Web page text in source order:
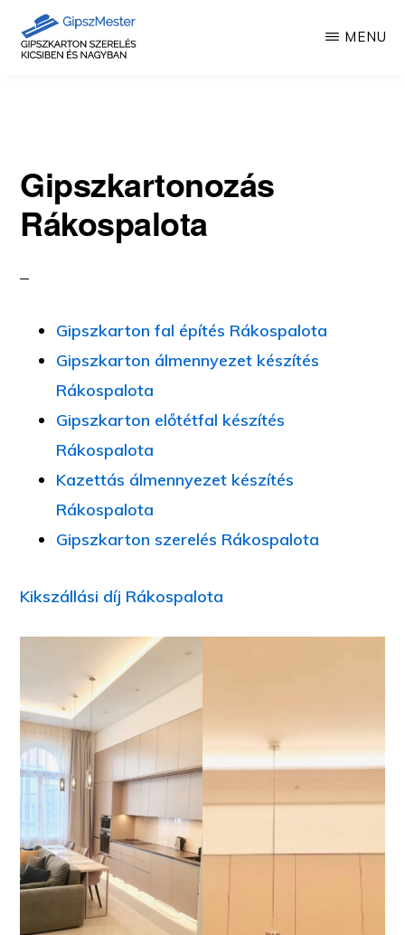
MENU
Gipszkartonozás
Rákospalota
Gipszkarton fal építés Rákospalota
Gipszkarton álmennyezet készítés
Rákospalota
Gipszkarton előtétfal készítés
Rákospalota
Kazettás álmennyezet készítés
Rákospalota
Gipszkarton szerelés Rákospalota
Kikszállási díj Rákospalota